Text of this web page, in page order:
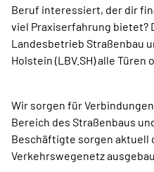
Beruf interessiert, der dir
viel Praxiserfahrung bietet?
Landesbetrieb Straßenbau
Holstein (LBV.SH) alle
Wir sorgen für
Bereich des Straßenbaus
Beschäftigte sorgen aktuell
Verkehrswegenetz